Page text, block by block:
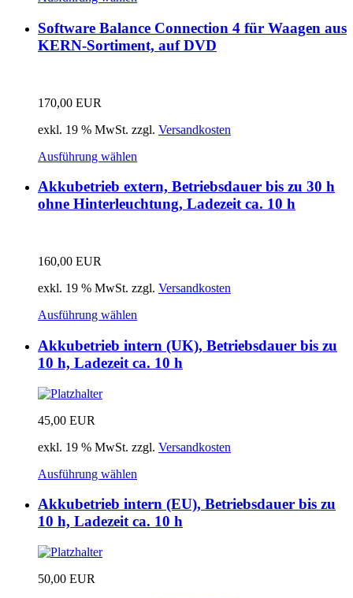
Software Balance Connection 4 für Waagen aus
KERN-Sortiment, auf DVD
170,00 EUR
exkl. 19 % MwSt. zzgl. Versandkosten
Ausführung wählen
Akkubetrieb extern, Betriebsdauer bis zu 30 h
ohne Hinterleuchtung, Ladezeit ca. 10 h
160,00 EUR
exkl. 19 % MwSt. zzgl. Versandkosten
Ausführung wählen
Akkubetrieb intern (UK), Betriebsdauer bis zu
10 h, Ladezeit ca. 10 h
45,00 EUR
exkl. 19 % MwSt. zzgl. Versandkosten
Ausführung wählen
Akkubetrieb intern (EU), Betriebsdauer bis zu
10 h, Ladezeit ca. 10 h
50,00 EUR